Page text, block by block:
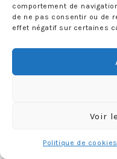
comportement de
de ne pas consentir ou de
effet négatif sur certaines
Voir
Politique de cookies